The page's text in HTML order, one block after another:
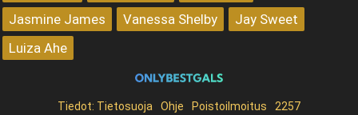
Jasmine James
Vanessa Shelby
Jay Sweet
Luiza Ahe
Tiedot: Tietosuoja Ohje Poistoilmoitus 2257